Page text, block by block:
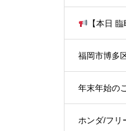
【本日
福岡市博多
年末年始の
ホンダ/フ